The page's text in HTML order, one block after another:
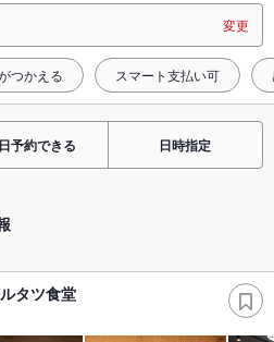
変更
つかえる スマート支払い可
予約できる 日時指定
タツ食堂